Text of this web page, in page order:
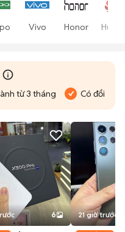
Vivo Honor
từ 3 tháng Có đổi trả
6 21 giờ trước